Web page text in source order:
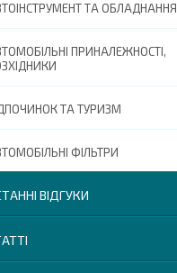
ТА ОБЛАДНАННЯ
ПРИНАЛЕЖНОСТІ,
ТА ТУРИЗМ
ФІЛЬТРИ
ВІДГУКИ